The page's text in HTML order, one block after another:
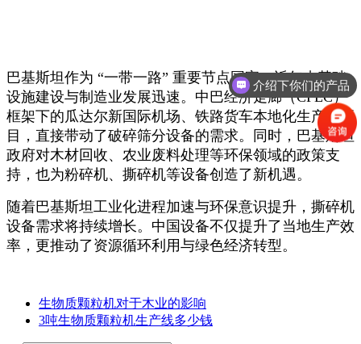
巴基斯坦作为 “一带一路” 重要节点国家，近年来基础
设施建设与制造业发展迅速。中巴经济走廊（CPEC）
框架下的瓜达尔新国际机场、铁路货车本地化生产等项
目，直接带动了破碎筛分设备的需求。同时，巴基斯坦
政府对木材回收、农业废料处理等环保领域的政策支
持，也为粉碎机、撕碎机等设备创造了新机遇。
随着巴基斯坦工业化进程加速与环保意识提升，撕碎机
设备需求将持续增长。中国设备不仅提升了当地生产效
率，更推动了资源循环利用与绿色经济转型。
生物质颗粒机对于木业的影响
3吨生物质颗粒机生产线多少钱
介绍下你们的产品